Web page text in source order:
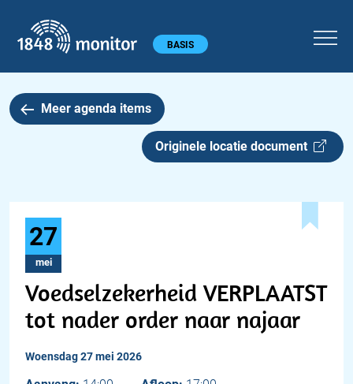
Hoofdmenu BASIS
Meer agenda items
Originele locatie document
27
mei
Voedselzekerheid VERPLAATST
tot nader order naar najaar
woensdag 27 mei 2026